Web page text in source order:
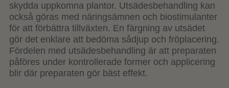
skydda uppkomna plantor. Utsädesbehandling kan
också göras med näringsämnen och biostimulanter
för att förbättra tillväxten. En färgning av utsädet
gör det enklare att bedöma sådjup och fröplacering.
Fördelen med utsädesbehandling är att preparaten
påföres under kontrollerade former och applicering
blir där preparaten gör bäst effekt.